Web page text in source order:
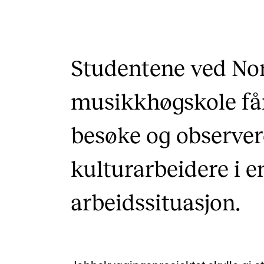
INTERNASJONALT
Internasjonal strategi
Samarbeidsprosjekter
IN.TUNE
Studentene ved
musikkhøgskole
besøke og
kulturarbeidere i
arbeidssituasjon.